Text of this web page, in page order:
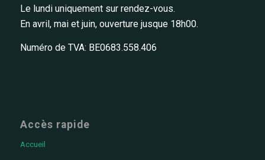
Le lundi uniquement sur rendez-vous.
En avril, mai et juin, ouverture jusque 18h00.
Numéro de TVA: BE0683.558.406
Accès rapide
Accueil